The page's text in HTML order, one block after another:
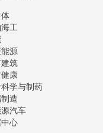
工
源
筑
康
学与制药
造
汽车
心